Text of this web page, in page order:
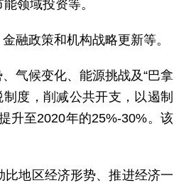
领域投资等。
融政策和机构战略更新等。
气候变化、能源挑战及“巴拿
度，削减公共开支，以遏制
升至2020年的25%-30%。该
地区经济形势、推进经济一